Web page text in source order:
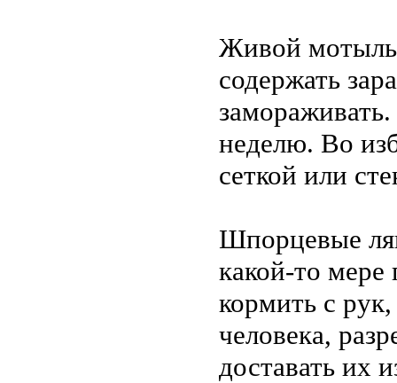
Живой мотыль
содержать
неделю. Во
сеткой или
Шпорцевые
какой-то мере
кормить с
человека,
доставать их